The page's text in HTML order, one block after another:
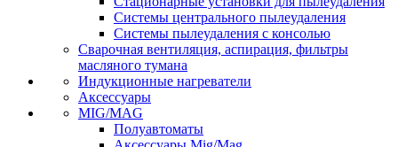
Системы центрального пылеудаления
Системы пылеудаления с консолью
Сварочная вентиляция, аспирация, фильтры
масляного тумана
Индукционные нагреватели
Аксессуары
MIG/MAG
Полуавтоматы